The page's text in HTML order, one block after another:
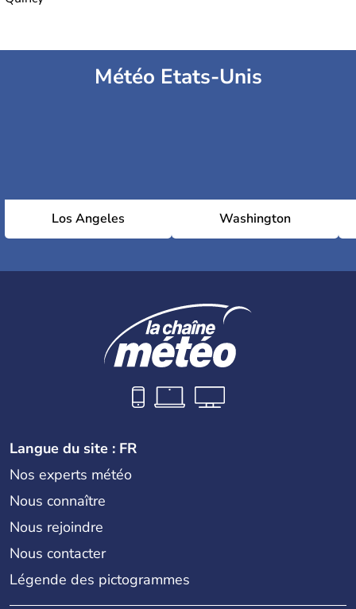
Météo Etats-Unis
Los Angeles Washington
Langue du site : FR
Nos experts météo
Nous connaître
Nous rejoindre
Nous contacter
Légende des pictogrammes